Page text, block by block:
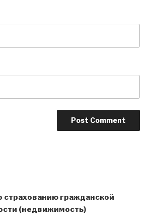
страхованию гражданской
(недвижимость)